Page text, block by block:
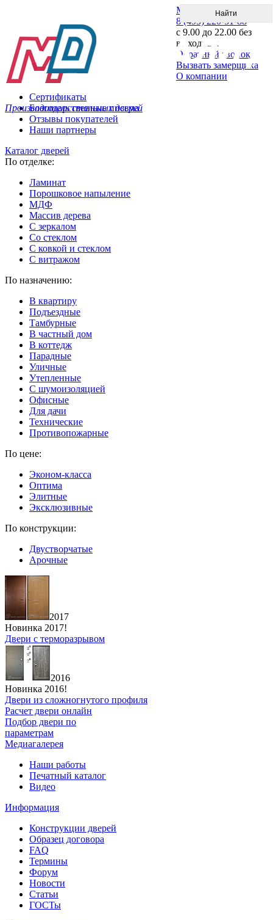
Производитель стальных дверей
Меню
8 (495) 220-51-88
с 9.00 до 22.00 без
выходных
Обратный звонок
Вызвать замерщика
О компании
Сертификаты
Благодарственные письма
Отзывы покупателей
Наши партнеры
Каталог дверей
По отделке:
Ламинат
Порошковое напыление
МДФ
Массив дерева
С зеркалом
Со стеклом
С ковкой и стеклом
С витражом
По назначению:
В квартиру
Подъездные
Тамбурные
В частный дом
В коттедж
Парадные
Уличные
Утепленные
C шумоизоляцией
Офисные
Для дачи
Технические
Противопожарные
По цене:
Эконом-класса
Оптима
Элитные
Эксклюзивные
По конструкции:
Двустворчатые
Арочные
2017
Новинка 2017!
Двери с терморазрывом
2016
Новинка 2016!
Двери из сложногнутого профиля
Расчет двери онлайн
Подбор двери по
параметрам
Медиагалерея
Наши работы
Печатный каталог
Видео
Информация
Конструкции дверей
Образец договора
FAQ
Термины
Форум
Новости
Статьи
ГОСТы